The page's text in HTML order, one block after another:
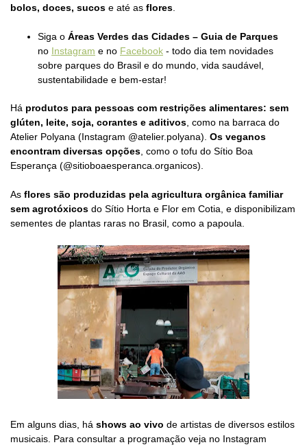
bolos, doces, sucos e até as flores
Siga o Áreas Verdes das Cidades – Guia de Parques
no Instagram e no Facebook - todo dia tem novidades
sobre parques do Brasil e do mundo, vida saudável,
sustentabilidade e bem-estar!
Há produtos para pessoas com restrições alimentares: sem
glúten, leite, soja, corantes e aditivos , como na barraca do
Atelier Polyana (Instagram @atelier.polyana). Os veganos
encontram diversas opções , como o tofu do Sítio Boa
Esperança (@sitioboaesperanca.organicos).
As flores são produzidas pela agricultura orgânica familiar
sem agrotóxicos do Sítio Horta e Flor em Cotia, e disponibilizam
sementes de plantas raras no Brasil, como a papoula.
Em alguns dias, há shows ao vivo de artistas de diversos estilos
musicais. Para consultar a programação veja no Instagram